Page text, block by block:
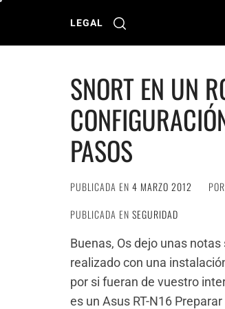
LEGAL
SNORT EN UN
PASOS
PUBLICADA EN 4 MARZO 2012 POR
PUBLICADA EN SEGURIDAD
Buenas, Os dejo unas
realizado con una
por si fueran de vuestro
es un Asus RT-N16